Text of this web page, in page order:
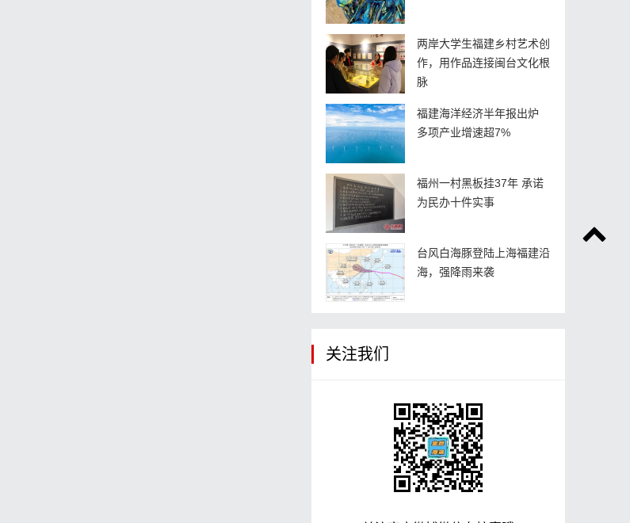
两岸大学生福建乡村艺术创
作，用作品连接闽台文化根
脉
福建海洋经济半年报出炉
多项产业增速超7%
福州一村黑板挂37年 承诺
为民办十件实事
台风白海豚登陆上海福建沿
海，强降雨来袭
关注我们